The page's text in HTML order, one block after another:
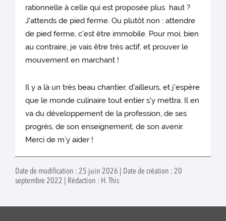
rationnelle à celle qui est proposée plus haut ?
J'attends de pied ferme. Ou plutôt non : attendre
de pied ferme, c'est être immobile. Pour moi, bien
au contraire, je vais être très actif, et prouver le
mouvement en marchant !
Il y a là un très beau chantier, d'ailleurs, et j'espère
que le monde culinaire tout entier s'y mettra. Il en
va du développement de la profession, de ses
progrès, de son enseignement, de son avenir.
Merci de m’y aider !
Date de modification : 25 juin 2026 | Date de création : 20
septembre 2022 | Rédaction : H. This